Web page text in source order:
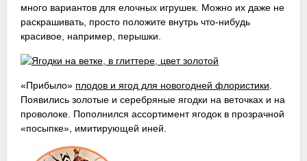
много вариантов для елочных игрушек. Можно их даже не
раскрашивать, просто положите внутрь что-нибудь
красивое, например, перышки.
«Прибыло» плодов и ягод для новогодней флористики.
Появились золотые и серебряные ягодки на веточках и на
проволоке. Пополнился ассортимент ягодок в прозрачной
«посыпке», имитирующей иней.